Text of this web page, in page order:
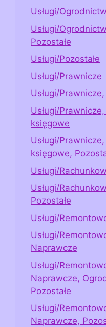
Usługi/
Usługi/
Pozostałe
Usługi/Pozostałe
Usługi/Prawnicze
Usługi/
Usługi/
księgowe
Usługi/
księgowe,
Usługi/
Usługi/
Pozostałe
Usługi/
Usługi/
Naprawcze
Usługi/
Naprawcze,
Pozostałe
Usługi/
Naprawcze,